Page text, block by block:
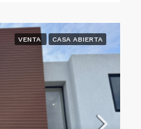
VENTA CASA ABIERTA